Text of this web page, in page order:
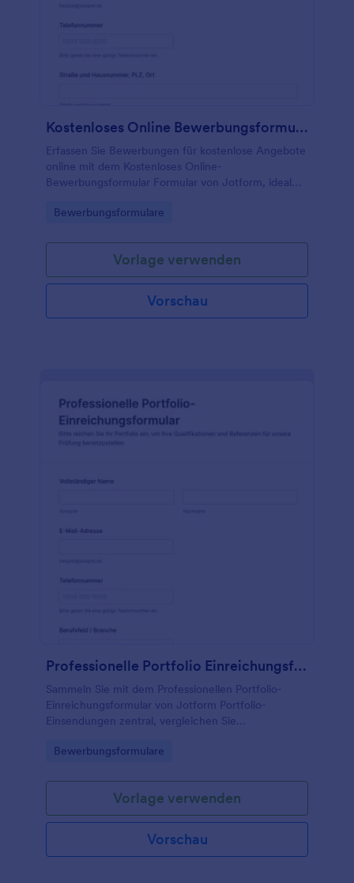
Kostenloses Online Bewerbungsformular
Erfassen Sie Bewerbungen für kostenlose Angebote
online mit dem Kostenloses Online-
Bewerbungsformular Formular von Jotform, ideal
vereinheitlichen und Formularantworten zentral
Go to Category:
Bewerbungsformulare
Vorlage verwenden
Vorschau
Professionelle Portfolio Einreichungsformular
Sammeln Sie mit dem Professionellen Portfolio-
Einreichungsformular von Jotform Portfolio-
Einsendungen zentral, vergleichen Sie
Teams in Agenturen, Unternehmen oder
Go to Category:
Bewerbungsformulare
Vorlage verwenden
Vorschau